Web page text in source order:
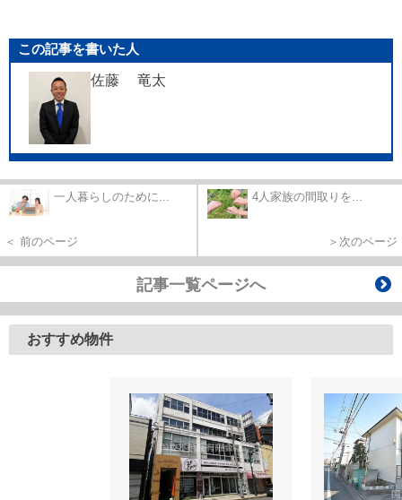
この記事を書いた人
佐藤 竜太
一人暮らしのために...
＜ 前のページ
4人家族の間取りを...
＞次のページ
記事一覧ページへ
おすすめ物件